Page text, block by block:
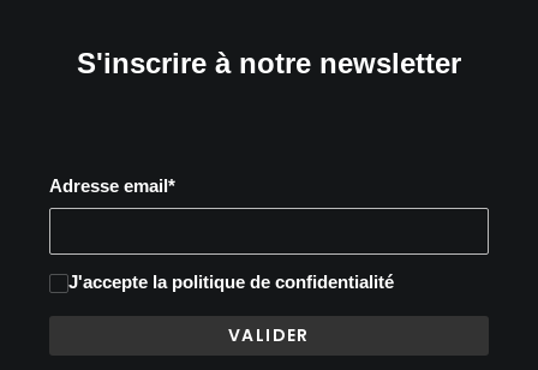
S'inscrire à notre newsletter
Adresse email*
J'accepte la politique de confidentialité